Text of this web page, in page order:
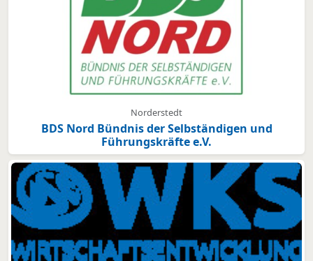
Norderstedt
BDS Nord Bündnis der Selbständigen und
Führungskräfte e.V.